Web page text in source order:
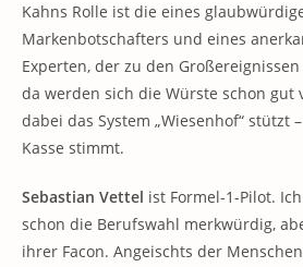
Kahns Rolle ist die eines
Markenbotschafters und eines
Experten, der zu den
da werden sich die Würste schon gut
dabei das System „Wiesenhof“ stützt
Kasse stimmt.
Sebastian Vettel ist Formel-1-Pilot.
schon die Berufswahl merkwürdig,
ihrer Facon. Angeischts der